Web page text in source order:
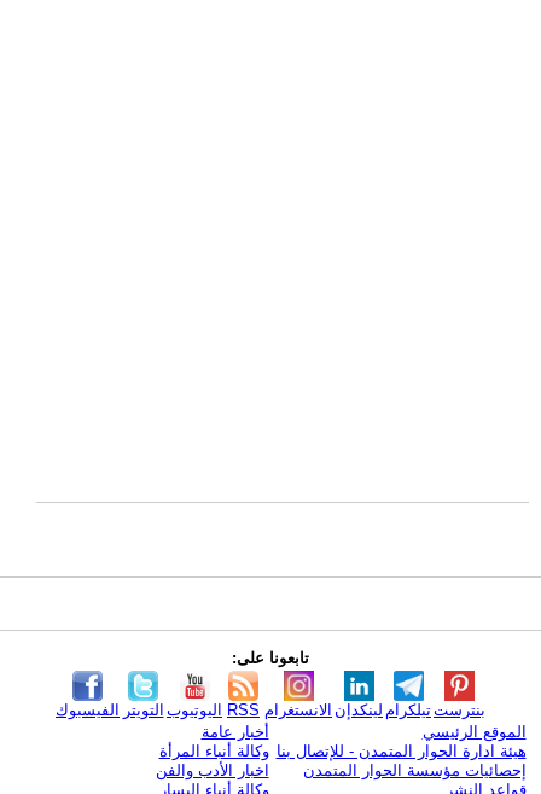
تابعونا على:
الفيسبوك التويتر اليوتيوب RSS الانستغرام لينكدإن تيلكرامبنترست
الموقع الرئيسي
هيئة ادارة الحوار المتمدن - للإتصال بنا
إحصائيات مؤسسة الحوار المتمدن
قواعد النشر
أخبار عامة
وكالة أنباء المرأة
اخبار الأدب والفن
وكالة أنباء اليسار